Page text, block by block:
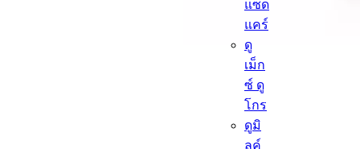
แซด
แคร์
ดู
เม็ก
ซ์ ดู
โกร
ดูมิ
ลค์